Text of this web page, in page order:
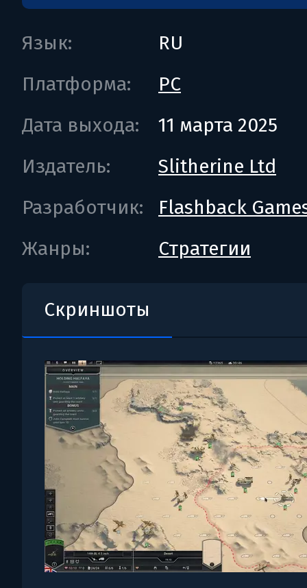
Язык:
RU
Платформа:
PC
Дата выхода:
11 марта 2025
Издатель:
Slitherine Ltd
Разработчик:
Flashback
Жанры:
Стратегии
Скриншоты